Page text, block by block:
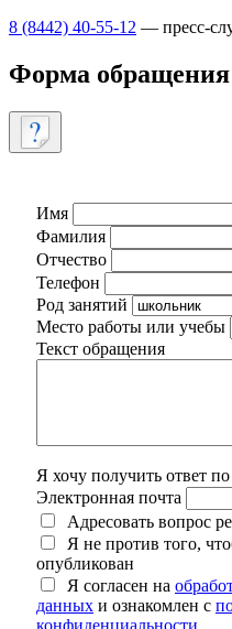
8 (8442) 40-55-12 — пресс-
Форма
Имя
Фамилия
Отчество
Телефон
Род занятий
Место работы или учебы
Текст обращения
Я хочу получить ответ по
Электронная почта
Адресовать вопрос
Я не против того,
опубликован
Я согласен на
данных и ознакомлен с